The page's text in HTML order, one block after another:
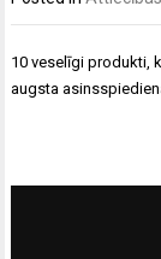
Ziņu
izvēlne
10 veselīgi produkti,
augsta